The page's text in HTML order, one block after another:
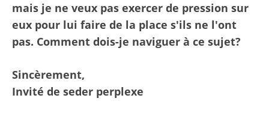
mais je ne veux pas exercer de pression sur
eux pour lui faire de la place s'ils ne l'ont
pas. Comment dois-je naviguer à ce sujet?
Sincèrement,
Invité de seder perplexe